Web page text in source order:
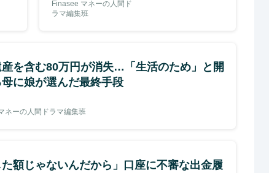
Finasee マネーの人間ド
ラマ編集班
を含む80万円が消失…「生活のため」と開
に娘が選んだ最終手段
ネーの人間ドラマ編集班
額じゃないんだから」口座に不審な出金履